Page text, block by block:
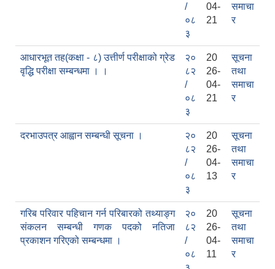
/
०८
३
04-
21
समाचा
र
आधारभूत तह(कक्षा - ८) उत्तीर्ण परीक्षाको ग्रेड
वृद्धि परीक्षा सम्बन्धमा । ।
२०
८२
/
०८
३
20
26-
04-
21
सूचना
तथा
समाचा
र
दरभाउपत्र आह्वान सम्बन्धी सूचना ।
२०
८२
/
०८
३
20
26-
04-
13
सूचना
तथा
समाचा
र
गरिब परिवार पहिचान गर्न परिबारको तथ्याङ्ग
संकलन सम्बन्धी गणक पदको नतिजा
प्रकाशन गरिएको सम्बन्धमा ।
२०
८२
/
०८
20
26-
04-
11
सूचना
तथा
समाचा
र